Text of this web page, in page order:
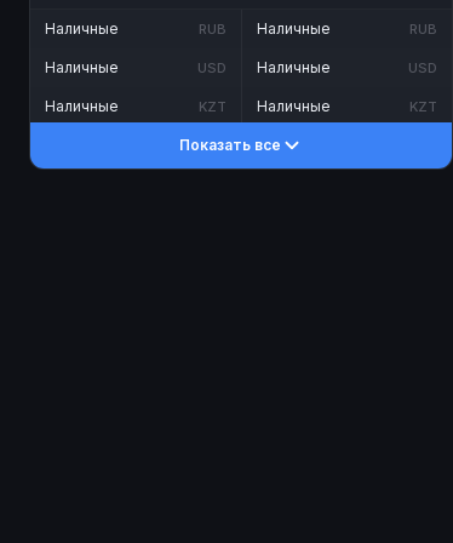
Наличные RUB
Наличные USD
Наличные KZT
Наличные RUB
Наличные USD
Наличные KZT
Показать все